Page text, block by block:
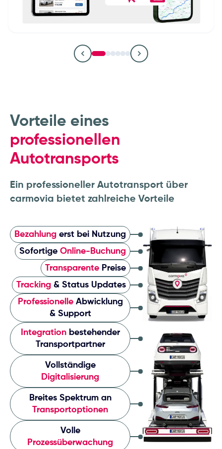
Leasinggesellschaften
Autohäuser & Händlergruppen
OEMs & Fahrzeughersteller
Flottenbetrieber und
Remarketing- und
Vorteile eines
professionellen
Autotransports
Ein professioneller Autotransport über
carmovia bietet zahlreiche Vorteile
Bezahlung erst bei Nutzung
Sofortige Online-Buchung
Transparente Preise
Tracking & Status Updates
Professionelle Abwicklung
& Support
Integration bestehender
Transportpartner
Vollständige
Digitalisierung
Breites Spektrum an
Transportoptionen
Volle
Prozessüberwachung